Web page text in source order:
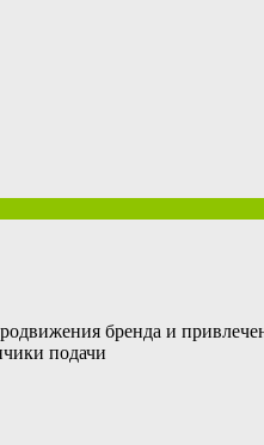
бренда и
подачи